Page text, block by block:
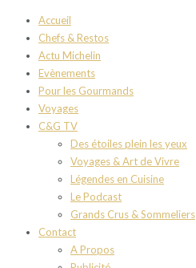
Accueil
Chefs & Restos
Actu Michelin
Evènements
Pour les Gourmands
Voyages
C&G TV
Des étoiles plein les yeux
Voyages & Art de Vivre
Légendes en Cuisine
Le Podcast
Grands Crus & Sommeliers
Contact
A Propos